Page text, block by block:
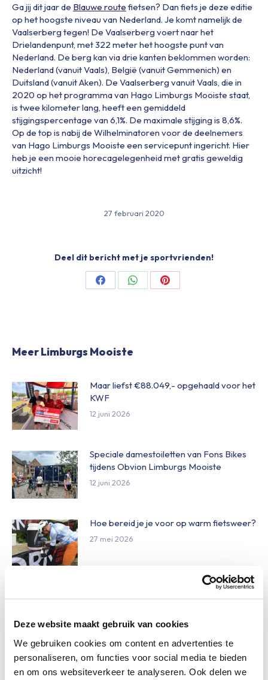
Deze website maakt gebruik van cookies
We gebruiken cookies om content en advertenties te
personaliseren, om functies voor social media te bieden
en om ons websiteverkeer te analyseren. Ook delen we
Ga jij dit jaar de Blauwe route fietsen? Dan fiets je deze editie
op het hoogste niveau van Nederland. Je komt namelijk de
Vaalserberg tegen! De Vaalserberg voert naar het
Drielandenpunt, met 322 meter het hoogste punt van
Nederland. De berg kan via drie kanten beklommen worden:
Nederland (vanuit Vaals), België (vanuit Gemmenich) en
Duitsland (vanuit Aken). De Vaalserberg vanuit Vaals, die in
2020 op het programma van Hago Limburgs Mooiste staat,
is twee kilometer lang, heeft een gemiddeld
stijgingspercentage van 6,1%. De maximale stijging is 8,6%.
Op de top is nabij de Wilhelminatoren voor de deelnemers
van Hago Limburgs Mooiste een servicepunt ingericht. Hier
heb je een mooie horecagelegenheid met gratis geweldig
uitzicht!
27 februari 2020
Deel dit bericht met je sportvrienden!
Share
Share
Share
Meer Limburgs Mooiste
Maar liefst €88.049,- opgehaald voor het
KWF
12 juni 2026
Speciale damestoiletten van Fons Bikes
tijdens Obvion Limburgs Mooiste
12 juni 2026
Hoe bereid je je voor op warm fietsweer?
27 mei 2026
27 mei 2026
Daginschrijvingen Obvion Limburgs
Mooiste 2026